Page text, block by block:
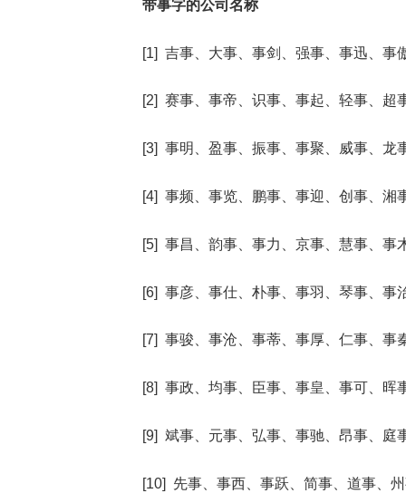
带事字的公司名称
[1] 吉事、大事、事剑、强事、事迅、事
[2] 赛事、事帝、识事、事起、轻事、超
[3] 事明、盈事、振事、事聚、威事、龙
[4] 事频、事览、鹏事、事迎、创事、湘
[5] 事昌、韵事、事力、京事、慧事、事
[6] 事彦、事仕、朴事、事羽、琴事、事
[7] 事骏、事沧、事蒂、事厚、仁事、事
[8] 事政、均事、臣事、事皇、事可、晖
[9] 斌事、元事、弘事、事驰、昂事、庭
[10] 先事、事西、事跃、简事、道事、